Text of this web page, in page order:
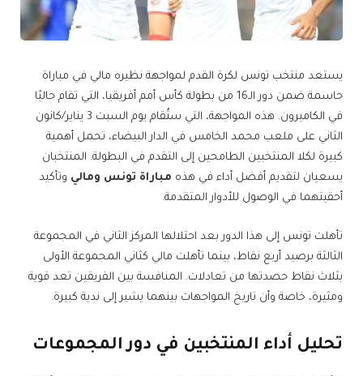
يستعد منتخب تونس لكرة القدم لمواجهة نظيره مالي في مباراة
حاسمة ضمن دور الـ16 من بطولة كأس أمم أفريقيا، التي تقام حاليًا
في الكاميرون. هذه المواجهة، التي ستُقام يوم السبت 3 يناير/كانون
الثاني على ملعب محمد الخامس في الدار البيضاء، تحمل أهمية
كبيرة لكلا المنتخبين الطامحين إلى التقدم في البطولة. المنتخبان
يسعيان لتقديم أفضل أداء في هذه مباراة تونس ومالي وتأكيد
أحقيتهما في الوصول للأدوار المتقدمة.
تأهلت تونس إلى هذا الدور بعد احتلالها المركز الثاني في المجموعة
الثالثة برصيد أربع نقاط، بينما تأهلت مالي كثاني المجموعة الأولى
بثلاث نقاط حصدتها من تعادلات. المنافسة بين الفريقين تعد قوية
ومثيرة، خاصة وأن تاريخ المواجهات بينهما يشير إلى ندية كبيرة.
تحليل أداء المنتخبين في دور المجموعات